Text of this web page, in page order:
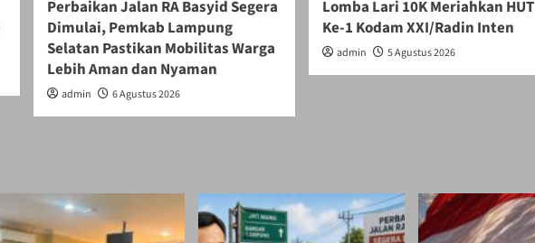
Perbaikan Jalan RA Basyid Segera
Dimulai, Pemkab Lampung
Selatan Pastikan Mobilitas Warga
Lebih Aman dan Nyaman
admin 6 Agustus 2026
Lomba Lari 10K Meriahkan HUT
Ke-1 Kodam XXI/Radin Inten
admin 5 Agustus 2026